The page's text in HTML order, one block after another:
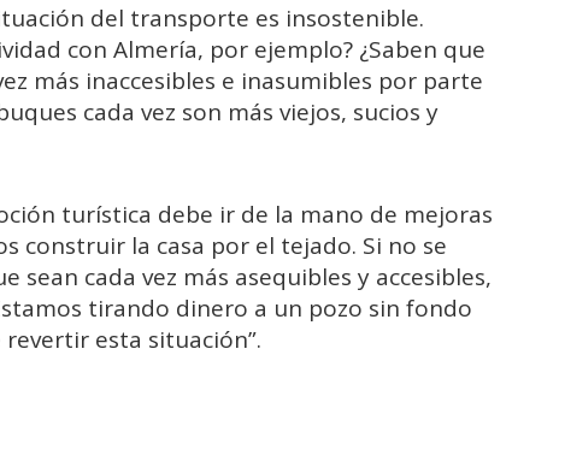
del transporte es insostenible.
con Almería, por ejemplo? ¿Saben que
más inaccesibles e inasumibles por parte
cada vez son más viejos, sucios y
turística debe ir de la mano de mejoras
construir la casa por el tejado. Si no se
cada vez más asequibles y accesibles,
tirando dinero a un pozo sin fondo
esta situación”.